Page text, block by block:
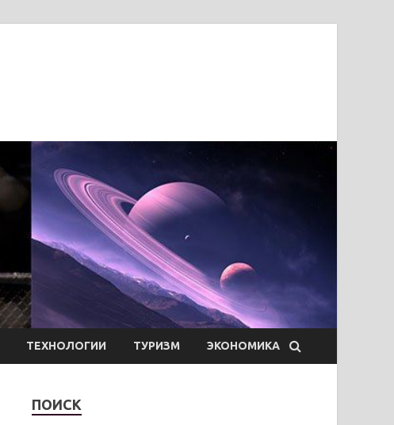
ТЕХНОЛОГИИ ТУРИЗМ ЭКОНОМИКА
ПОИСК